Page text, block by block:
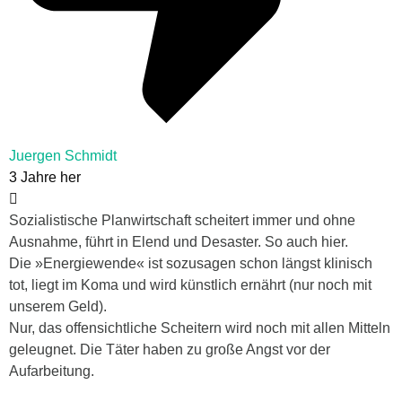
Juergen Schmidt
3 Jahre her
Sozialistische Planwirtschaft scheitert immer und ohne
Ausnahme, führt in Elend und Desaster. So auch hier.
Die »Energiewende« ist sozusagen schon längst klinisch
tot, liegt im Koma und wird künstlich ernährt (nur noch mit
unserem Geld).
Nur, das offensichtliche Scheitern wird noch mit allen Mitteln
geleugnet. Die Täter haben zu große Angst vor der
Aufarbeitung.